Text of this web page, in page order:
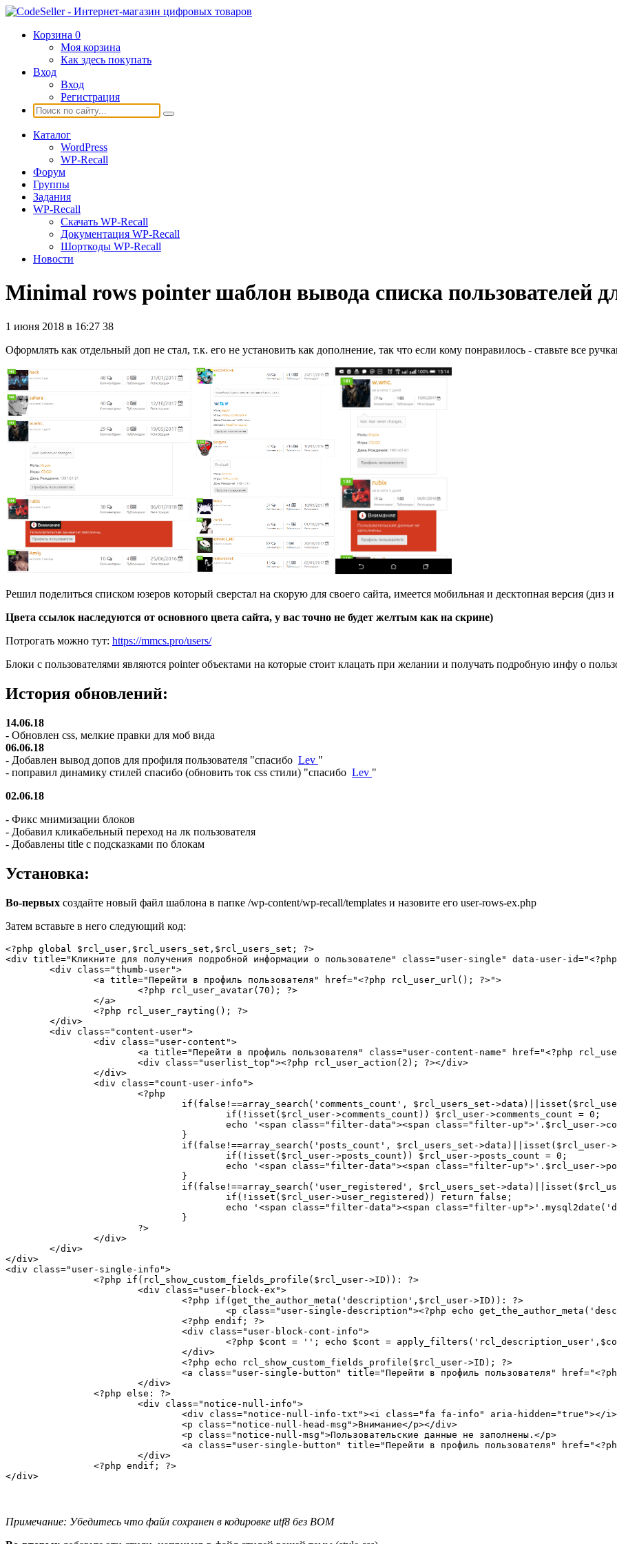
Корзина 0
Моя корзина
Как здесь покупать
Вход
Вход
Регистрация
Каталог
WordPress
WP-Recall
Форум
Группы
Задания
WP-Recall
Скачать WP-Recall
Документация WP-Recall
Шорткоды WP-Recall
Новости
Minimal rows pointer шаблон вывода списка пользователей
1 июня 2018 в 16:27 38
Оформлять как отдельный доп не стал, т.к. его не установить как дополнение, так что если кому понравилось - ставьте все
Решил поделиться списком юзеров который сверстал на скорую для своего сайта, имеется мобильная и десктопная версия (диз
Цвета ссылок наследуются от основного цвета сайта, у вас точно не будет желтым как на скрине)
Потрогать можно тут: https://mmcs.pro/users/
Блоки с пользователями являются pointer объектами на которые стоит клацать при желании и получать подробную инфу о
История обновлений:
14.06.18
- Обновлен css, мелкие правки для моб вида
06.06.18
- Добавлен вывод допов для профиля пользователя "спасибо Lev "
- поправил динамику стилей спасибо (обновить ток css стили) "спасибо Lev "
02.06.18
- Фикс мнимизации блоков
- Добавил кликабельный переход на лк пользователя
- Добавлены title с подсказками по блокам
Установка:
Во-первых создайте новый файл шаблона в папке /wp-content/wp-recall/templates и назовите его user-rows-ex.php
Затем вставьте в него следующий код:
<?php global $rcl_user,$rcl_users_set,$rcl_users_set; ?>
<div title="Кликните для получения подробной информации о пользователе" class="user-single" data-user-
</div>
<div class="user-single-info">
Примечание: Убедитесь что файл сохранен в кодировке utf8 без BOM